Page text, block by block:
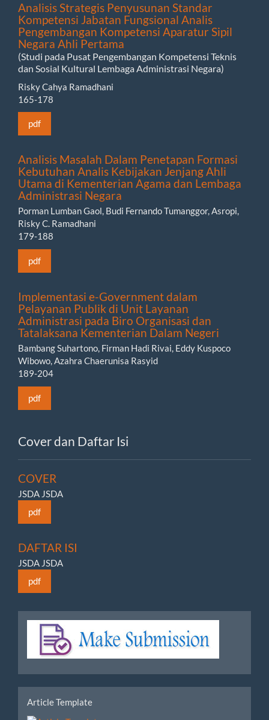
Analisis Strategis Penyusunan Standar
Kompetensi Jabatan Fungsional Analis
Pengembangan Kompetensi Aparatur Sipil
Negara Ahli Pertama
(Studi pada Pusat Pengembangan Kompetensi Teknis
dan Sosial Kultural Lembaga Administrasi Negara)
Risky Cahya Ramadhani
165-178
pdf
Analisis Masalah Dalam Penetapan Formasi
Kebutuhan Analis Kebijakan Jenjang Ahli
Utama di Kementerian Agama dan Lembaga
Administrasi Negara
Porman Lumban Gaol, Budi Fernando Tumanggor, Asropi,
Risky C. Ramadhani
179-188
pdf
Implementasi e-Government dalam
Pelayanan Publik di Unit Layanan
Administrasi pada Biro Organisasi dan
Tatalaksana Kementerian Dalam Negeri
Bambang Suhartono, Firman Hadi Rivai, Eddy Kuspoco
Wibowo, Azahra Chaerunisa Rasyid
189-204
pdf
Cover dan Daftar Isi
COVER
JSDA JSDA
pdf
DAFTAR ISI
JSDA JSDA
pdf
Make
Submission
tools
Article Template